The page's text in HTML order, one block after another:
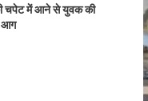
चपेट में आने से युवक की
आग